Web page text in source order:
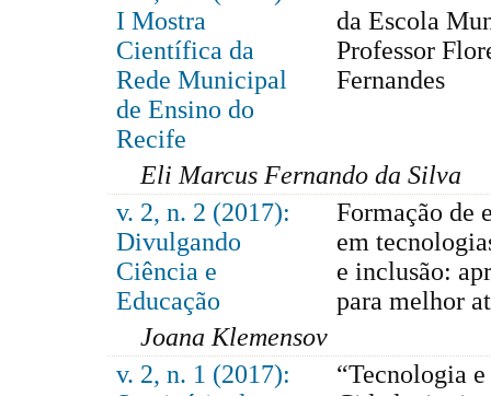
I Mostra
Científica da
Rede Municipal
de Ensino do
Recife
da Escola
Professor
Fernandes
Eli Marcus Fernando da Silva
v. 2, n. 2 (2017):
Divulgando
Ciência e
Educação
Formação de
em
e inclusão:
para melhor
Joana Klemensov
v. 2, n. 1 (2017):
“Tecnologia e